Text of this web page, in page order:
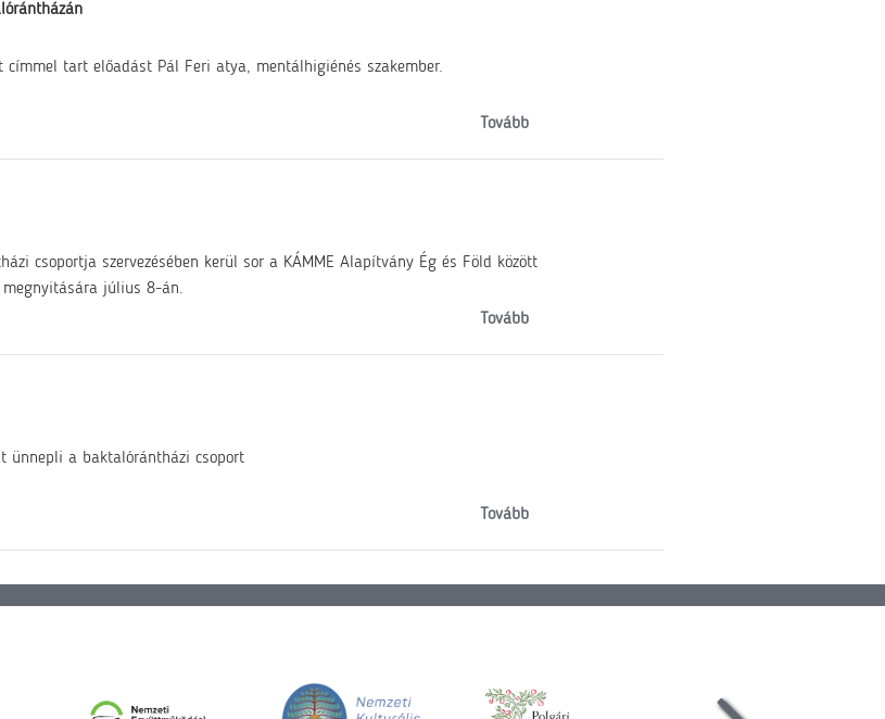
címmel tart előadást Pál Feri atya, mentálhigiénés szakember.
Tovább
csoportja szervezésében kerül sor a KÁMME Alapítvány Ég és Föld között
július 8-án.
Tovább
ünnepli a baktalórántházi csoport
Tovább